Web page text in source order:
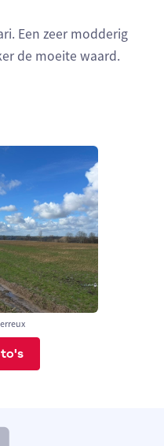
Een zeer modderig
de moeite waard.